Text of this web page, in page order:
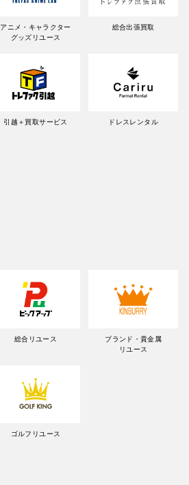
アニメ・キャラクター
グッズリユース
総合出張買取
引越＋買取サービス ドレスレンタル
総合リユース
ブランド・貴金属
リユース
ゴルフリユース